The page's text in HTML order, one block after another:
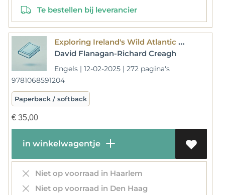
Te bestellen bij leverancier
Exploring Ireland's Wild Atlantic Way
David Flanagan-Richard Creagh
Engels | 12-02-2025 | 272 pagina's
9781068591204
Paperback / softback
€35,00
in winkelwagentje
Niet op voorraad in Haarlem
Niet op voorraad in Den Haag